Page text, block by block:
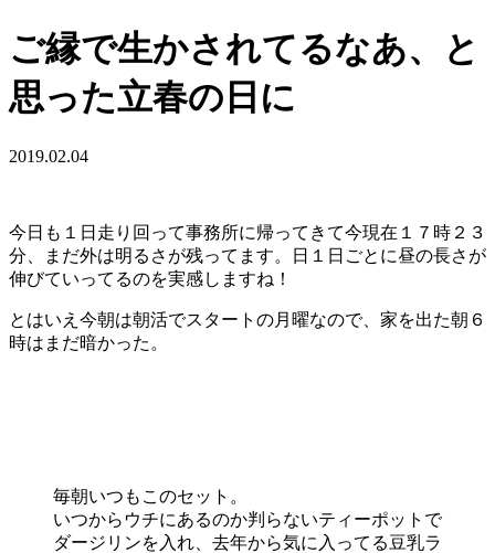
ご縁で生かされてるなあ、と
思った立春の日に
2019.02.04
今日も１日走り回って事務所に帰ってきて今現在１７時２３
分、まだ外は明るさが残ってます。日１日ごとに昼の長さが
伸びていってるのを実感しますね！
とはいえ今朝は朝活でスタートの月曜なので、家を出た朝６
時はまだ暗かった。
毎朝いつもこのセット。
いつからウチにあるのか判らないティーポットで
ダージリンを入れ、去年から気に入ってる豆乳ラ